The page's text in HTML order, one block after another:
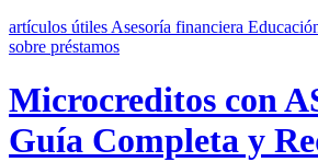
artículos útiles Asesoría financiera
sobre préstamos
Microcreditos con
Guía Completa y